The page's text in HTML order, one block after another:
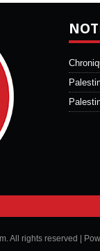
All rights reserved |